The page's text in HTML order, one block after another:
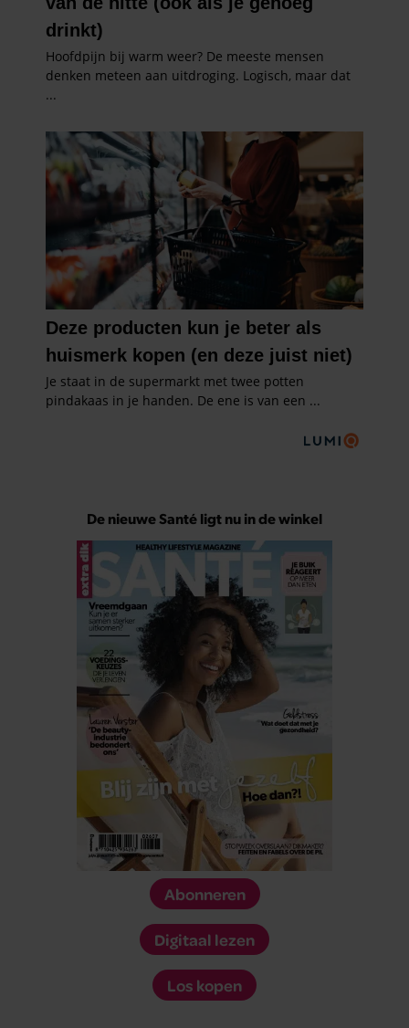
De nieuwe Santé ligt nu in de winkel
Abonneren
Digitaal lezen
Los kopen